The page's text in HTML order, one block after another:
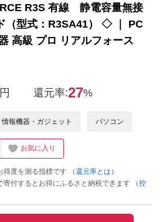
R3S 有線 静電容量無接
（型式：R3SA41） ◇ ｜ PC
高級 プロ リアルフォース
円 還元率:27%
情報機器・ガジェット パソコン
お気に入り
度を測る指標です
（還元率とは）
付するとお得にふるさと納税できます
（控